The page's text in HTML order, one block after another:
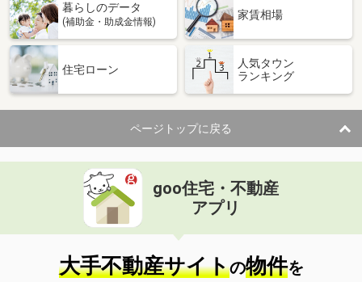
暮らしのデータ
(補助金・助成金情報)
家賃相場
住宅ローン
人気タウン
ランキング
ページトップに戻る
goo住宅・不動産
アプリ
大手不動産サイトの物件を